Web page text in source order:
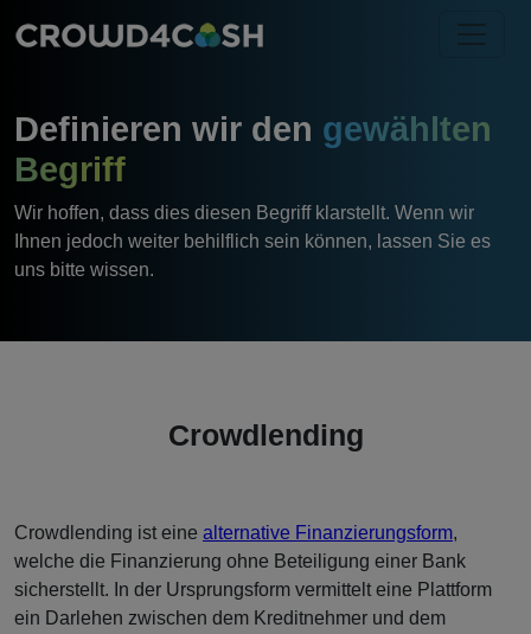
Definieren wir den gewählten
Begriff
Wir hoffen, dass dies diesen Begriff klarstellt. Wenn wir
Ihnen jedoch weiter behilflich sein können, lassen Sie es
uns bitte wissen.
Crowdlending
Crowdlending ist eine alternative Finanzierungsform,
welche die Finanzierung ohne Beteiligung einer Bank
sicherstellt. In der Ursprungsform vermittelt eine Plattform
ein Darlehen zwischen dem Kreditnehmer und dem